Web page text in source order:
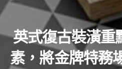
英式復古裝潢重
素，將金牌特務